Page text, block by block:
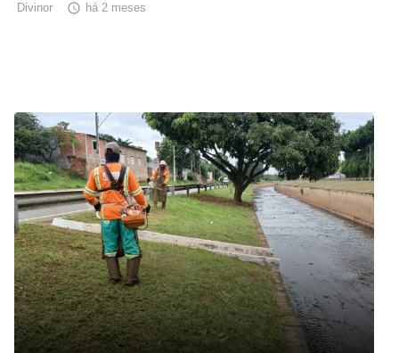
Divinor  há 2 meses